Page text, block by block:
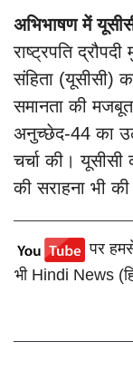
अभिभाषण में
राष्ट्रपति
संहिता (यूसीसी)
समानता की
अनुच्छेद-44 का
चर्चा की।
की सराहना भी
पर
भी Hindi News